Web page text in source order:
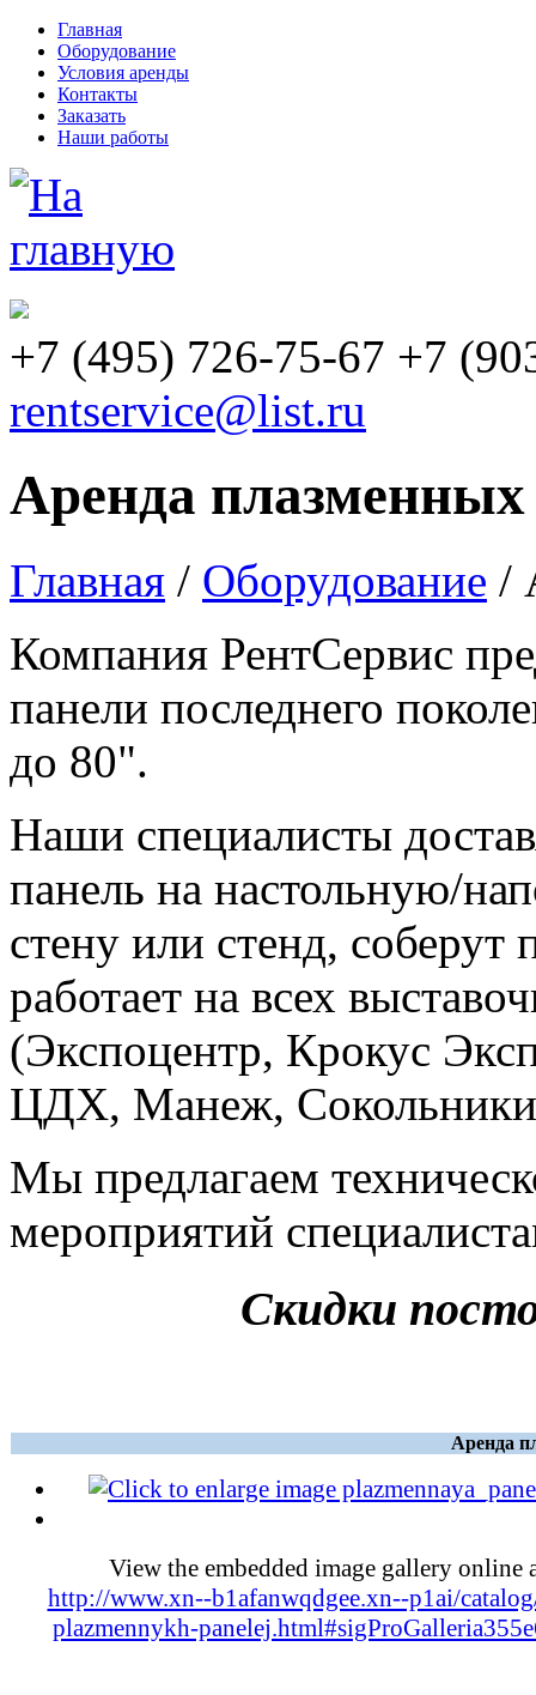
Главная
Оборудование
Условия аренды
Контакты
Заказать
Наши работы
+7 (495) 726-75-67 +7
rentservice@list.ru
Аренда плазменных
Главная / Оборудование /
Компания РентСервис
панели последнего
до 80".
Наши специалисты
панель на настольную/
стену или стенд,
работает на всех
(Экспоцентр, Крокус
ЦДХ, Манеж,
Мы предлагаем
мероприятий
Скидки
Аренда
View the embedded image gallery online
http://www.xn--b1afanwqdgee.xn--p1ai/
plazmennykh-